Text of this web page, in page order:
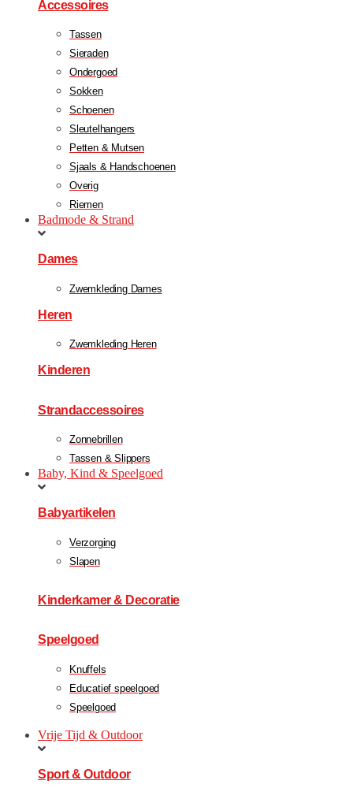
Accessoires
Tassen
Sieraden
Ondergoed
Sokken
Schoenen
Sleutelhangers
Petten & Mutsen
Sjaals & Handschoenen
Overig
Riemen
Badmode & Strand
Dames
Zwemkleding Dames
Heren
Zwemkleding Heren
Kinderen
Strandaccessoires
Zonnebrillen
Tassen & Slippers
Baby, Kind & Speelgoed
Babyartikelen
Verzorging
Slapen
Kinderkamer & Decoratie
Speelgoed
Knuffels
Educatief speelgoed
Speelgoed
Vrije Tijd & Outdoor
Sport & Outdoor